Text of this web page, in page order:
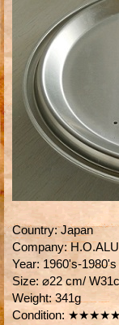
Country: Japan
Company:
Year: 1960's-1980's
Size: ⌀22 cm/
Weight: 341g
Condition: ★★★★★